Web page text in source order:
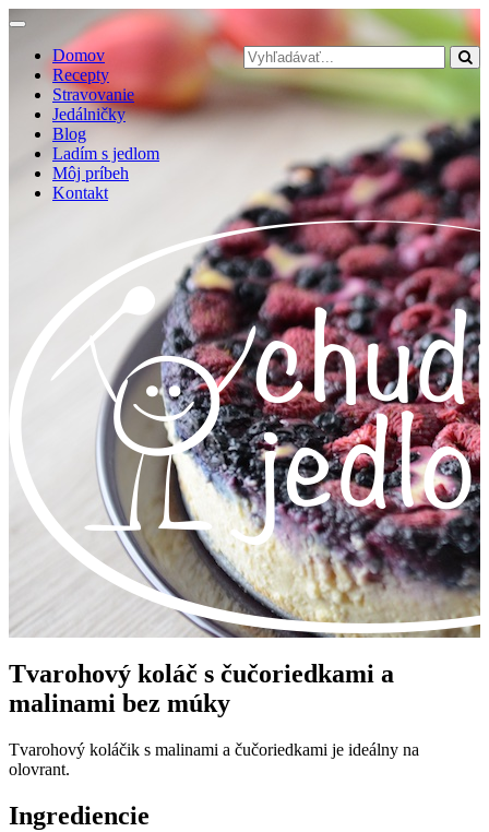
Toggle
navigationDomov
Recepty
Stravovanie
Jedálničky
Blog
Ladím s jedlom
Môj príbeh
Kontakt
Tvarohový koláč s čučoriedkami a
malinami bez múky
Tvarohový koláčik s malinami a čučoriedkami je ideálny na
olovrant.
Ingrediencie